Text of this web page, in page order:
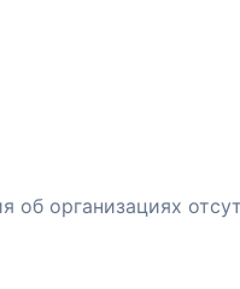
об организациях